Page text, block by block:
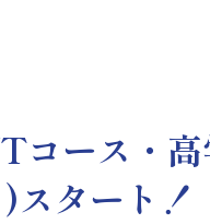
ース・高
タート！